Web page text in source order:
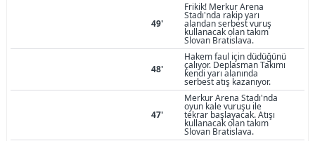
49'
Frikik! Merkur Arena
Stadı'nda rakip yarı
alandan serbest vuruş
kullanacak olan takım
Slovan Bratislava.
48'
Hakem faul için düdüğünü
çalıyor. Deplasman Takımı
kendi yarı alanında
serbest atış kazanıyor.
47'
Merkur Arena Stadı'nda
oyun kale vuruşu ile
tekrar başlayacak. Atışı
kullanacak olan takım
Slovan Bratislava.